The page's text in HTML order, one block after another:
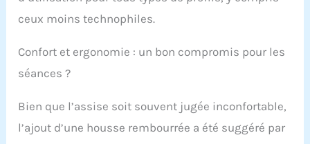
ceux moins technophiles.
Confort et ergonomie : un bon compromis pour les
séances ?
Bien que l’assise soit souvent jugée inconfortable,
l’ajout d’une housse rembourrée a été suggéré par